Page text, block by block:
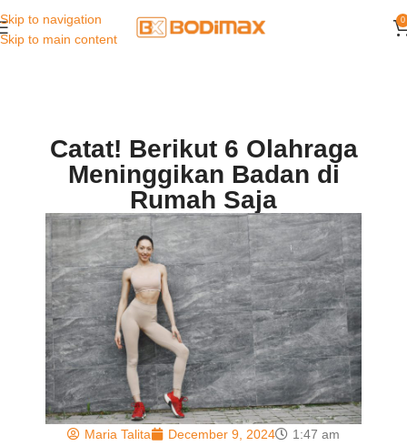
Skip to navigation
Skip to main content
0
Catat! Berikut 6 Olahraga
Meninggikan Badan di
Rumah Saja
Maria Talita December 9, 2024
1:47 am